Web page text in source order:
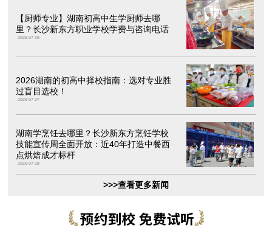
【厨师专业】湖南初高中生学厨师去哪
里？长沙新东方职业学校学费与咨询电话
2026-07-29
2026湖南的初高中择校指南：选对专业胜
过盲目选校！
2026-07-27
湖南学烹饪去哪里？长沙新东方烹饪学校
技能宣传周全面开放：近40年打造中餐西
点烘焙成才标杆
2026-07-18
>>>查看更多新闻